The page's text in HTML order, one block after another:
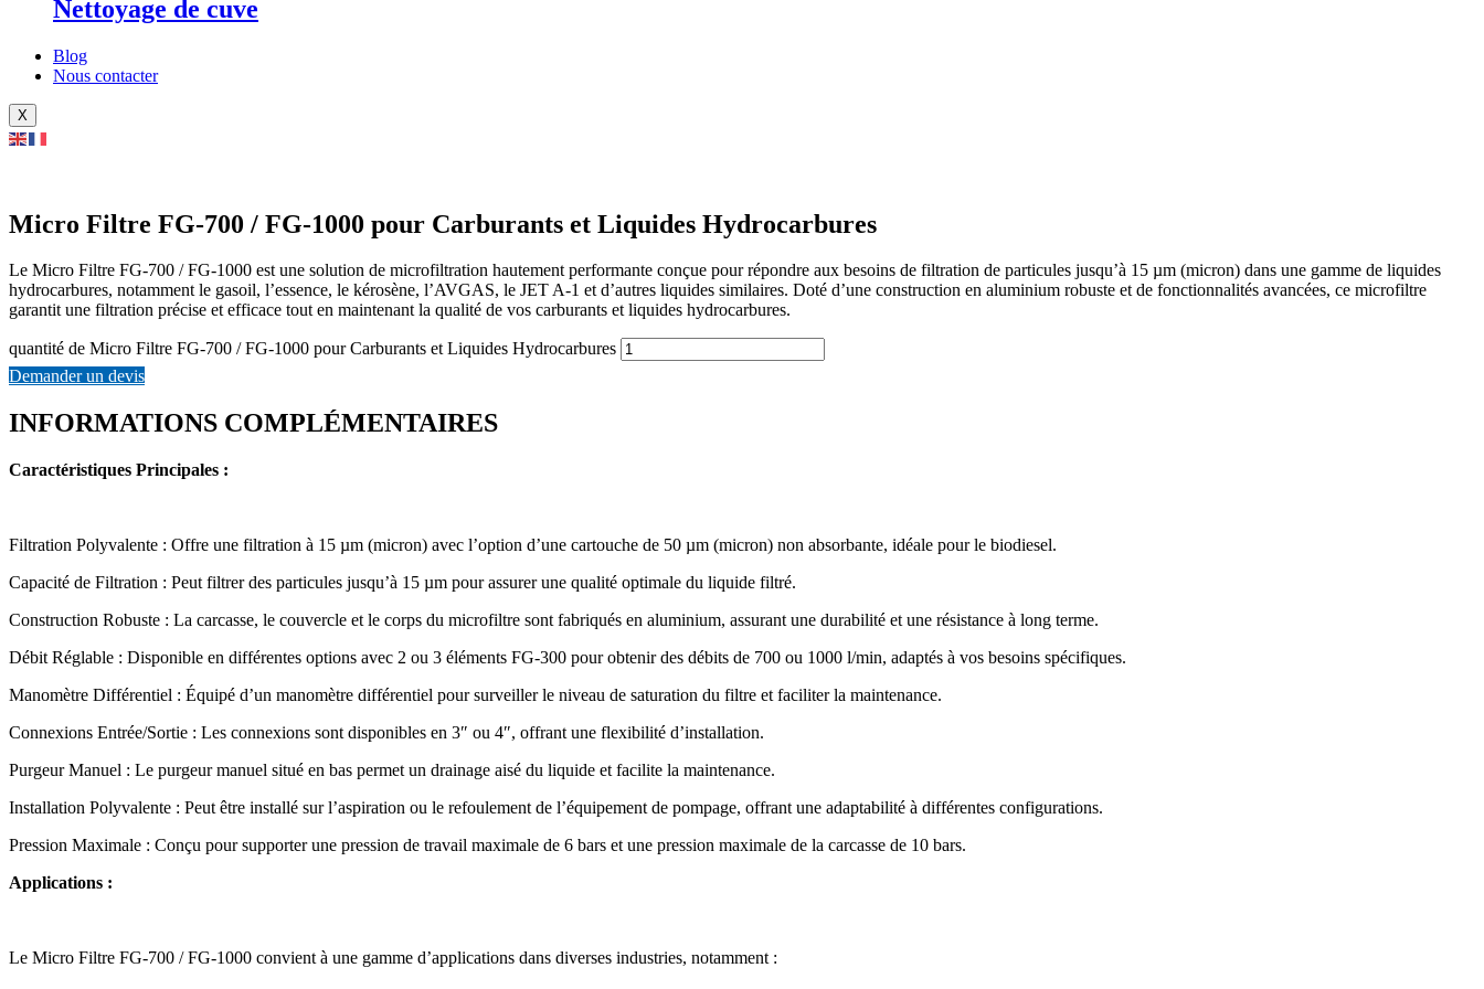
Nettoyage de cuve
Blog
Nous contacter
X
Micro Filtre FG-700 / FG-1000 pour Carburants et Liquides Hydrocarbures
Le Micro Filtre FG-700 / FG-1000 est une solution de microfiltration hautement performante conçue pour répondre aux besoins de filtration de particules jusqu’à 15 µm (micron) dans une gamme de liquides
hydrocarbures, notamment le gasoil, l’essence, le kérosène, l’AVGAS, le JET A-1 et d’autres liquides similaires. Doté d’une construction en aluminium robuste et de fonctionnalités avancées, ce microfiltre
garantit une filtration précise et efficace tout en maintenant la qualité de vos carburants et liquides hydrocarbures.
quantité de Micro Filtre FG-700 / FG-1000 pour Carburants et Liquides Hydrocarbures
Demander un devis
INFORMATIONS COMPLÉMENTAIRES
Caractéristiques Principales :
Filtration Polyvalente : Offre une filtration à 15 µm (micron) avec l’option d’une cartouche de 50 µm (micron) non absorbante, idéale pour le biodiesel.
Capacité de Filtration : Peut filtrer des particules jusqu’à 15 µm pour assurer une qualité optimale du liquide filtré.
Construction Robuste : La carcasse, le couvercle et le corps du microfiltre sont fabriqués en aluminium, assurant une durabilité et une résistance à long terme.
Débit Réglable : Disponible en différentes options avec 2 ou 3 éléments FG-300 pour obtenir des débits de 700 ou 1000 l/min, adaptés à vos besoins spécifiques.
Manomètre Différentiel : Équipé d’un manomètre différentiel pour surveiller le niveau de saturation du filtre et faciliter la maintenance.
Connexions Entrée/Sortie : Les connexions sont disponibles en 3″ ou 4″, offrant une flexibilité d’installation.
Purgeur Manuel : Le purgeur manuel situé en bas permet un drainage aisé du liquide et facilite la maintenance.
Installation Polyvalente : Peut être installé sur l’aspiration ou le refoulement de l’équipement de pompage, offrant une adaptabilité à différentes configurations.
Pression Maximale : Conçu pour supporter une pression de travail maximale de 6 bars et une pression maximale de la carcasse de 10 bars.
Applications :
Le Micro Filtre FG-700 / FG-1000 convient à une gamme d’applications dans diverses industries, notamment :